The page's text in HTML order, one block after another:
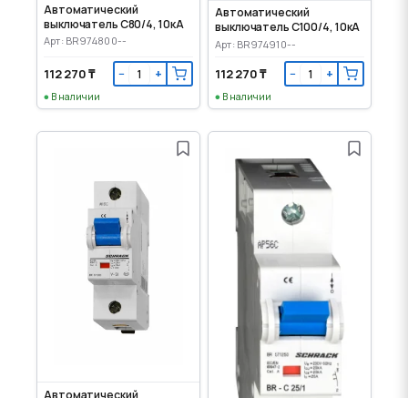
Автоматический
выключатель C80/4, 10кА
Арт: BR974800--
112 270 ₸ − +
В наличии
Автоматический
выключатель C100/4, 10кА
Арт: BR974910--
112 270 ₸ − +
В наличии
Автоматический